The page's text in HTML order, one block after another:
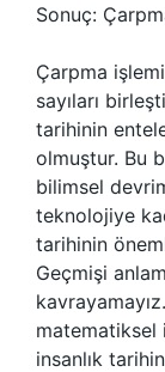
Sonuç:
Çarpma
sayıları
tarihinin
olmuştur. Bu
bilimsel
teknolojiye
tarihinin
Geçmişi
matematiksel
insanlık